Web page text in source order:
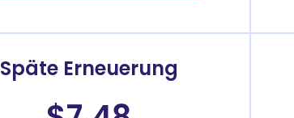
Späte Erneuerung